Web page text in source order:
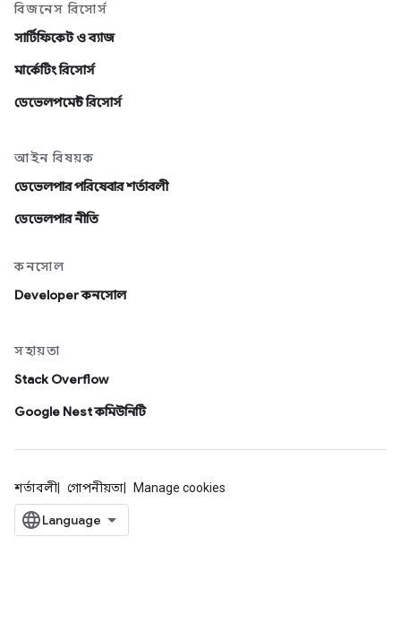
বিজনেস রিসোর্স
সার্টিফিকেট ও ব্যাজ
মার্কেটিং রিসোর্স
ডেভেলপমেন্ট রিসোর্স
আইন বিষয়ক
ডেভেলপার পরিষেবার শর্তাবলী
ডেভেলপার নীতি
কনসোল
Developer কনসোল
সহায়তা
Stack Overflow
Google Nest কমিউনিটি
শর্তাবলী গোপনীয়তা Manage cookies